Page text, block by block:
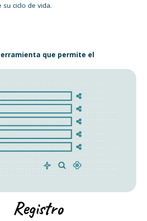
su ciclo de vida.
que permite el
Registro